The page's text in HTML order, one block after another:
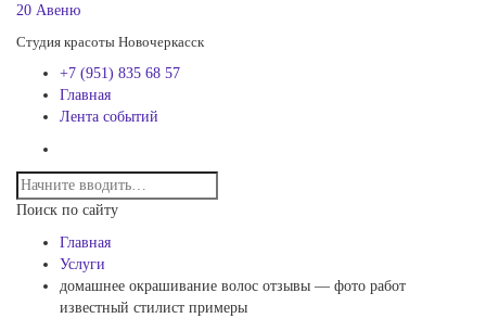
20 Авеню
Студия красоты Новочеркасск
+7 (951) 835 68 57
Главная
Лента событий
Поиск по сайту
Главная
Услуги
домашнее окрашивание волос отзывы — фото работ
известный стилист примеры